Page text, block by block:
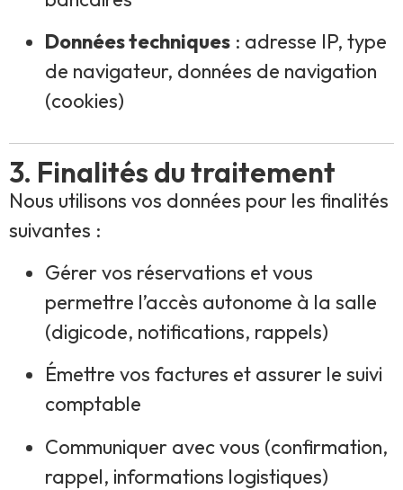
Données techniques : adresse IP, type
de navigateur, don­nées de navigation
(cookies)
3. Finalités du traitement
Nous utilisons vos données pour les finalités
suivantes :
Gérer vos réservations et vous
permettre l’accès autonome à la salle
(digicode, notifications, rappels)
Émettre vos factures et assurer le suivi
comptable
Communiquer avec vous (confirmation,
rappel, informations logistiques)